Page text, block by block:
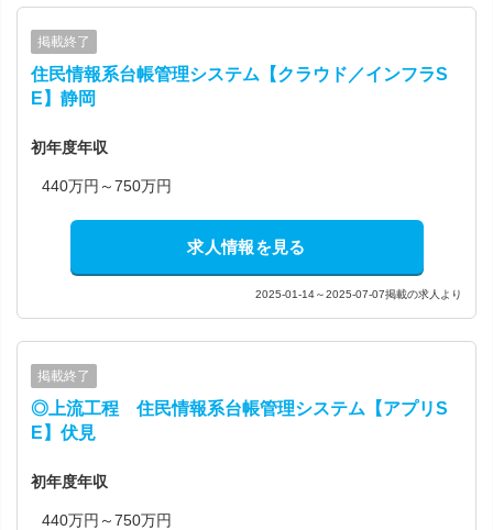
掲載終了
住民情報系台帳管理システム【クラウド／インフラS
E】静岡
初年度年収
440万円～750万円
求人情報を見る
2025-01-14～2025-07-07掲載の求人より
掲載終了
◎上流工程 住民情報系台帳管理システム【アプリS
E】伏見
初年度年収
440万円～750万円